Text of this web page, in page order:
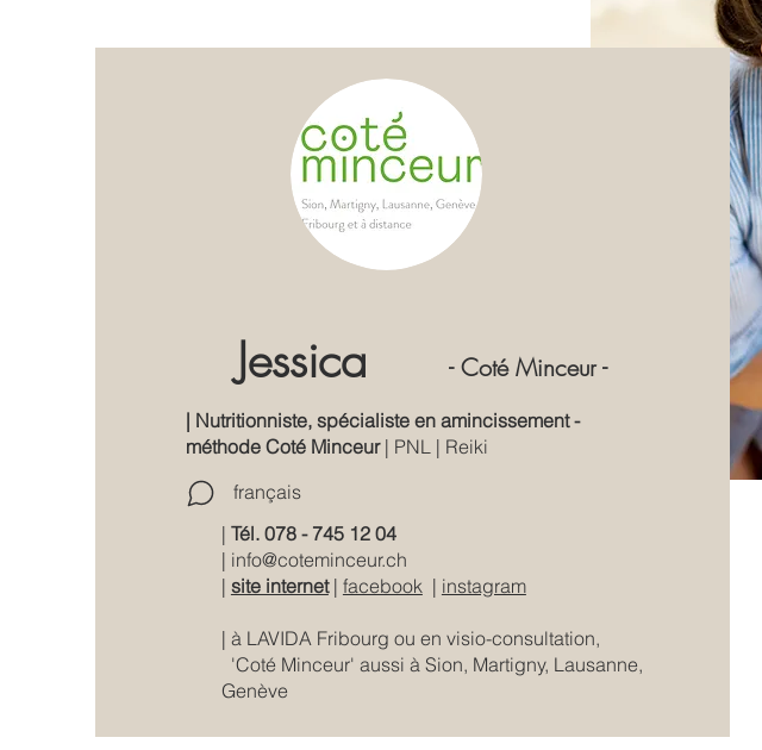
- Coté Minceur -
Jessica
| Nutritionniste, spécialiste en amincissement -
méthode Coté Minceur| PNL | Reiki
français
| Tél. 078 - 745 12 04
| info@coteminceur.ch
| site internet | facebook | instagram
| à LAVIDA Fribourg ou en visio-consultation,
'Coté Minceur' aussi à Sion, Martigny, Lausanne,
Genève